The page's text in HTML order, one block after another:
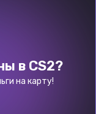
в CS2?
на карту!